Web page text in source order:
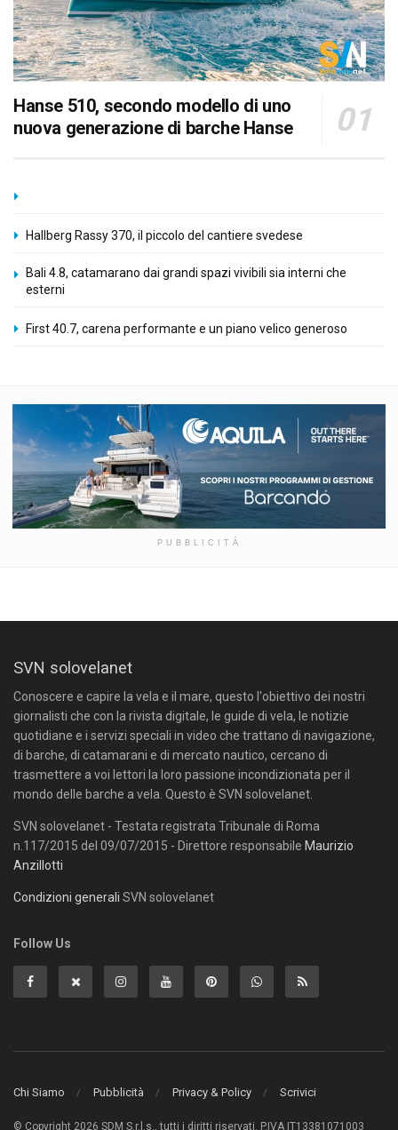
Hanse 510, secondo modello di uno
nuova generazione di barche Hanse
Hallberg Rassy 370, il piccolo del cantiere svedese
Bali 4.8, catamarano dai grandi spazi vivibili sia interni che
esterni
First 40.7, carena performante e un piano velico generoso
PUBBLICITÀ
SVN solovelanet
Conoscere e capire la vela e il mare, questo l'obiettivo dei nostri
giornalisti che con la rivista digitale, le guide di vela, le notizie
quotidiane e i servizi speciali in video che trattano di navigazione,
di barche, di catamarani e di mercato nautico, cercano di
trasmettere a voi lettori la loro passione incondizionata per il
mondo delle barche a vela. Questo è SVN solovelanet.
SVN solovelanet - Testata registrata Tribunale di Roma
n.117/2015 del 09/07/2015 - Direttore responsabile Maurizio
Anzillotti
Condizioni generali SVN solovelanet
Follow Us
Chi Siamo Pubblicità Privacy & Policy Scrivici
© Copyright 2026 SDM S.r.l.s., tutti i diritti riservati. P.IVA IT13381071003